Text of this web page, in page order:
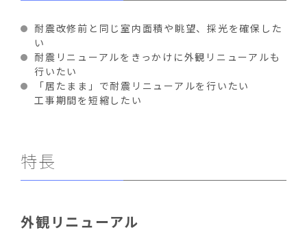
耐震改修前と同じ室内面積や眺望、採光を確保した
い
耐震リニューアルをきっかけに外観リニューアルも
行いたい
「居たまま」で耐震リニューアルを行いたい
工事期間を短縮したい
特長
外観リニューアル